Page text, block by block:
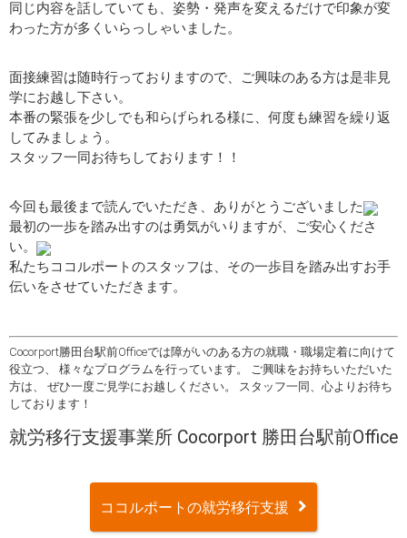
同じ内容を話していても、姿勢・発声を変えるだけで印象が変
わった方が多くいらっしゃいました。
面接練習は随時行っておりますので、ご興味のある方は是非見
学にお越し下さい。
本番の緊張を少しでも和らげられる様に、何度も練習を繰り返
してみましょう。
スタッフ一同お待ちしております！！
今回も最後まで読んでいただき、ありがとうございました
最初の一歩を踏み出すのは勇気がいりますが、ご安心くださ
い。
私たちココルポートのスタッフは、その一歩目を踏み出すお手
伝いをさせていただきます。
Cocorport勝田台駅前Officeでは障がいのある方の就職・職場定着に向けて
役立つ、 様々なプログラムを行っています。 ご興味をお持ちいただいた
方は、 ぜひ一度ご見学にお越しください。 スタッフ一同、心よりお待ち
しております！
就労移行支援事業所 Cocorport 勝田台駅前Office
ココルポートの就労移行支援